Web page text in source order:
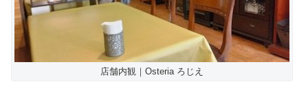
店舗内観｜Osteria ろじえ